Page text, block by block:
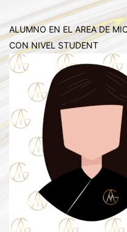
ALUMNO EN EL AREA DE
CON NIVEL STUDENT